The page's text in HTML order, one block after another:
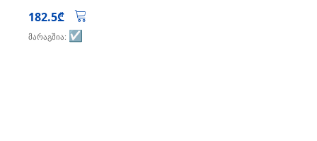
182.5₾
მარაგშია: ☑️